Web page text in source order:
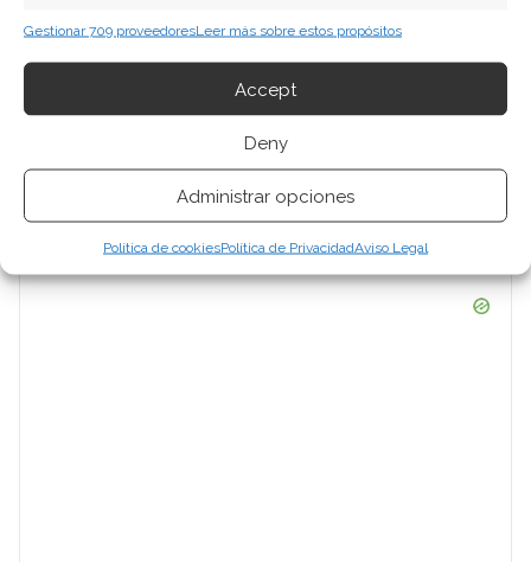
Gestionar 709 proveedoresLeer más sobre estos propósitos
Accept
Deny
Administrar opciones
Política de cookiesPolítica de PrivacidadAviso Legal